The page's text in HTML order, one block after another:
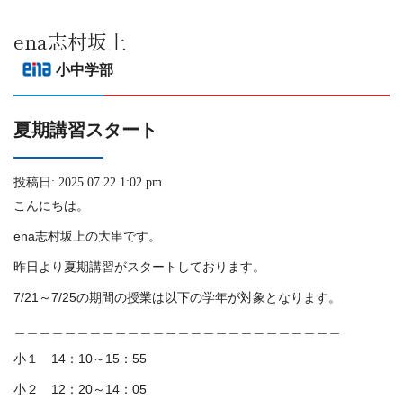
ena志村坂上
小中学部
夏期講習スタート
投稿日: 2025.07.22 1:02 pm
こんにちは。
ena志村坂上の大串です。
昨日より夏期講習がスタートしております。
7/21～7/25の期間の授業は以下の学年が対象となります。
小１ 14：10～15：55
小２ 12：20～14：05